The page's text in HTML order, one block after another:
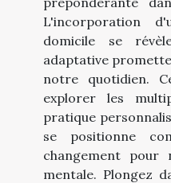
L'incorporation
domicile se
adaptative
notre quotidien.
explorer les
pratique
se positionne
changement pour
mentale. Plongez